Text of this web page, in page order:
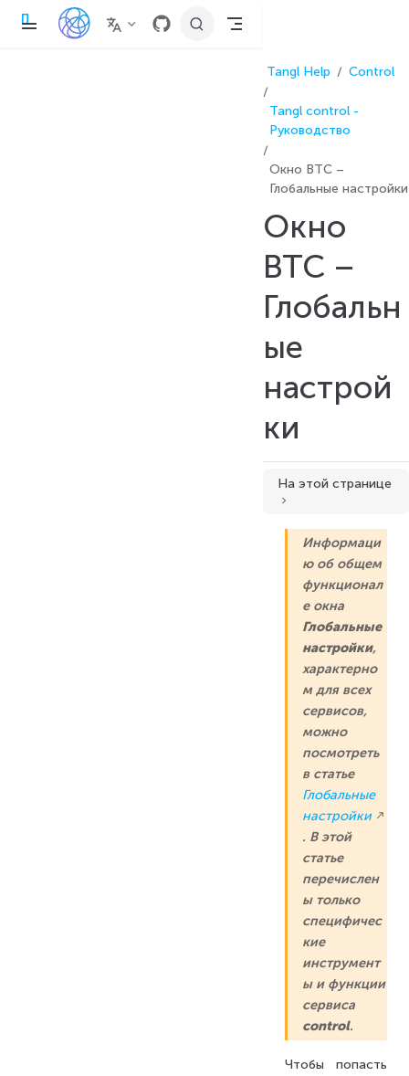
П
е
Tangl Help Control
Tangl control -
Руководство
Окно BTC –
Глобальные настройки
Окно
BTC –
Глобальн
ые
настрой
ки
На этой странице
Схемы отбора
Схемы проверок
Активация схемы
Информаци
ю об общем
функционал
е окна
Глобальные
настройки,
характерно
м для всех
сервисов,
можно
посмотреть
в статье
Глобальные
настройки
. В этой
статье
перечислен
ы только
специфичес
кие
инструмент
ы и функции
сервиса
control.
Чтобы попасть